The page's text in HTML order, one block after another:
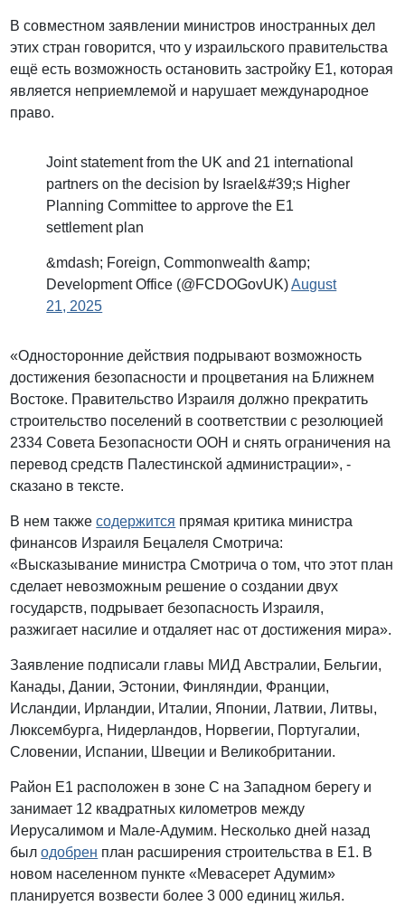
В совместном заявлении министров иностранных дел
этих стран говорится, что у израильского правительства
ещё есть возможность остановить застройку E1, которая
является неприемлемой и нарушает международное
право.
Joint statement from the UK and 21 international
partners on the decision by Israel&#39;s Higher
Planning Committee to approve the E1
settlement plan
&mdash; Foreign, Commonwealth &amp;
Development Office (@FCDOGovUK)August
21, 2025
«Односторонние действия подрывают возможность
достижения безопасности и процветания на Ближнем
Востоке. Правительство Израиля должно прекратить
строительство поселений в соответствии с резолюцией
2334 Совета Безопасности ООН и снять ограничения на
перевод средств Палестинской администрации», -
сказано в тексте.
В нем такжесодержится прямая критика министра
финансов Израиля Бецалеля Смотрича:
«Высказывание министра Смотрича о том, что этот план
сделает невозможным решение о создании двух
государств, подрывает безопасность Израиля,
разжигает насилие и отдаляет нас от достижения мира».
Заявление подписали главы МИД Австралии, Бельгии,
Канады, Дании, Эстонии, Финляндии, Франции,
Исландии, Ирландии, Италии, Японии, Латвии, Литвы,
Люксембурга, Нидерландов, Норвегии, Португалии,
Словении, Испании, Швеции и Великобритании.
Район E1 расположен в зоне C на Западном берегу и
занимает 12 квадратных километров между
Иерусалимом и Мале-Адумим. Несколько дней назад
былодобрен план расширения строительства в E1. В
новом населенном пункте «Мевасерет Адумим»
планируется возвести более 3 000 единиц жилья.